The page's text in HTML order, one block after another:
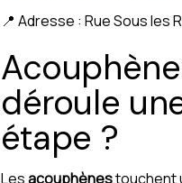
📍 Adresse : Rue Sous les
déroule
étape ?
Lesacouphènestouchent